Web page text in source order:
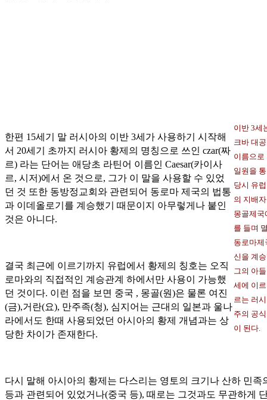
이반 3세
크바 대
이름으로
일원을
당시 유
의 지배
몽골제국
를 들며
동로마제
신을 계
그의 아
세에 이
르는 러
주의 공
이 된다.
한편 15세기 말 러시아의 이반 3세가 사용하기 시작해
서 20세기 초까지 러시아 황제의 명칭으로 쓰인 czar(짜
르) 라는 단어는 애당초 라틴어 이름인 Caesar(카이사
르, 시저)에서 온 것으로, 그가 이 말을 사용할 수 있었
던 것 또한 동방정교회와 관련되어 동로마 제국의 법통
과 이데올로기를 계승했기 때문이지 아무렇게나 붙인
것은 아니다.
결국 최근에 이르기까지 유럽에서 황제의 칭호는 오직
로마와의 직접적인 계승관계 하에서만 사용이 가능했
던 것이다. 이런 점을 보면 중국 , 몽골(원)은 물론 여진
(금),거란(요), 만주족(청), 심지어는 근대의 일본과 울나
라에서도 한때 사용되었던 아시아의 황제 개념과는 상
당한 차이가 존재한다.
다시 말해 아시아의 황제는 다스리는 영토의 크기나 산하 민족
등과 관련되어 있었거나(중국 등), 때로는 그것과도 무관하게